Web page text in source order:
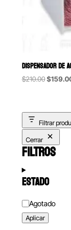
DISPENSADOR DE
$210.00Original
$210.00.
$
Filtrar
Cerrar
FILTROS
ESTADO
Estado
Agotado
Aplicar